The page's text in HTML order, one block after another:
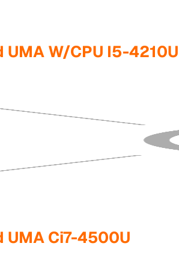
W/CPU I5-4210U
UMA Ci7-4500U